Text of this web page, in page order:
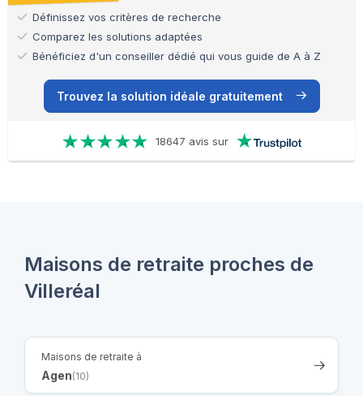
Définissez vos critères de recherche
Comparez les solutions adaptées
Bénéficiez d'un conseiller dédié qui vous guide de A à Z
Trouvez la solution idéale gratuitement
18647 avis sur
Maisons de retraite proches de
Villeréal
Maisons de retraite à
Agen(10)